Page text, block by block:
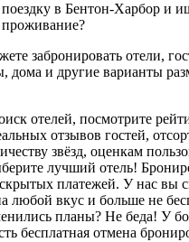
в Бентон-Харбор и
забронировать отели,
дома и другие варианты
отелей, посмотрите
отзывов гостей,
звёзд, оценкам
лучший отель!
платежей. У нас вы
любой вкус и больше не
планы? Не беда! У
бесплатная отмена